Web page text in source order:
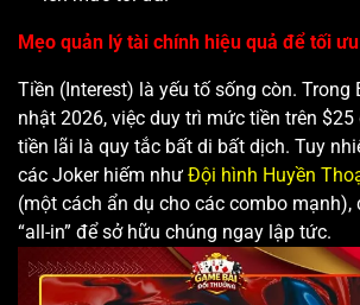
Mẹo quản lý tài chính hiệu quả để tối
Tiền (Interest) là yếu tố sống còn. Trong
nhật 2026, việc duy trì mức tiền trên
tiền lãi là quy tắc bất di bất dịch. Tuy
các Joker hiếm như Đội hình Huyền
(một cách ẩn dụ cho các combo mạnh),
“all-in” để sở hữu chúng ngay lập tức.